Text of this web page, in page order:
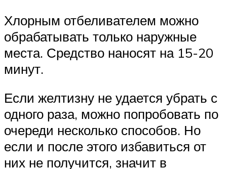
Хлорным отбеливателем можно
обрабатывать только наружные
места. Средство наносят на 15-20
минут.
Если желтизну не удается убрать с
одного раза, можно попробовать по
очереди несколько способов. Но
если и после этого избавиться от
них не получится, значит в